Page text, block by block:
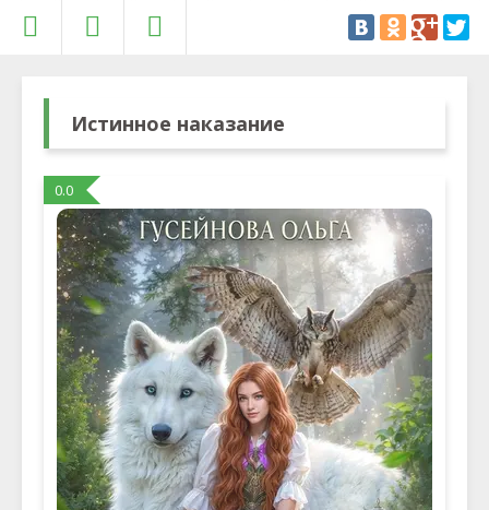
Истинное наказание
0.0